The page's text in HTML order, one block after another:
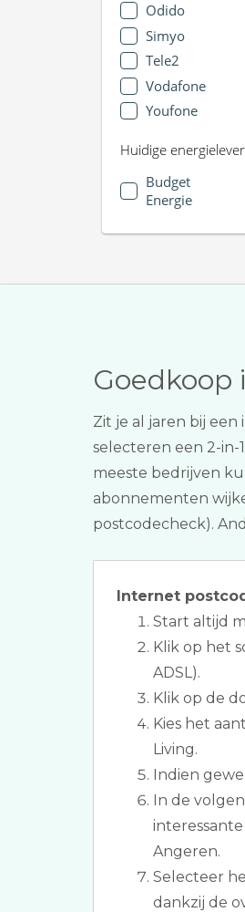
Odido
Simyo
Tele2
Vodafone
Youfone
Huidige
Budget
Energie
Zit je al jaren bij
selecteren een 2-in-
meeste bedrijven
abonnementen
postcodecheck).
Internet
Start altijd
Klik op het
ADSL).
Klik op de
Kies het
Living.
Indien
In de
Angeren.
Selecteer
dankzij de